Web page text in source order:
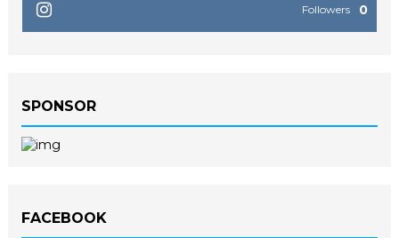
0
Followers
SPONSOR
FACEBOOK